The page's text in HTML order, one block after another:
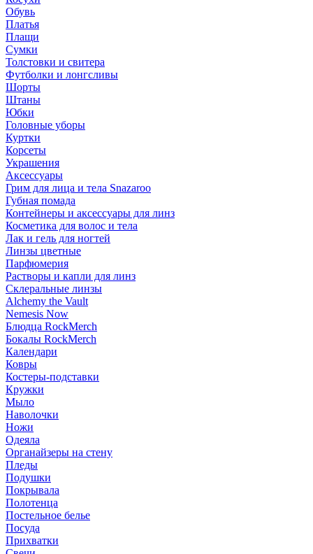
Обувь
Платья
Плащи
Сумки
Толстовки и свитера
Футболки и лонгсливы
Шорты
Штаны
Юбки
Головные уборы
Куртки
Корсеты
Украшения
Аксессуары
Грим для лица и тела Snazaroo
Губная помада
Контейнеры и аксессуары для линз
Косметика для волос и тела
Лак и гель для ногтей
Линзы цветные
Парфюмерия
Растворы и капли для линз
Склеральные линзы
Alchemy the Vault
Nemesis Now
Блюдца RockMerch
Бокалы RockMerch
Календари
Ковры
Костеры-подставки
Кружки
Мыло
Наволочки
Ножи
Одеяла
Органайзеры на стену
Пледы
Подушки
Покрывала
Полотенца
Постельное белье
Посуда
Прихватки